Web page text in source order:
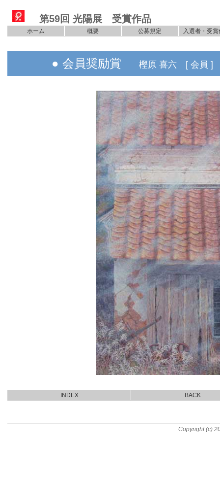
第59回 光陽展 受賞作品
ホーム 概要 公募規定 入選者・受賞
● 会員奨励賞 樫原 喜六 [ 会員 ]
INDEX BACK
Copyright (c)